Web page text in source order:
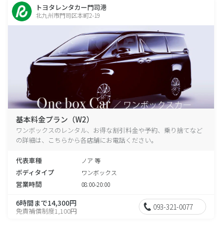
トヨタレンタカー門司港
北九州市門司区本町2-19
基本料金プラン（W2）
ワンボックスのレンタル、お得な割引料金や予約、乗り捨てなど
の詳細は、こちらから各店舗にお電話ください。
代表車種 ノア 等
ボディタイプ ワンボックス
営業時間 08:00-20:00
6時間まで14,300円
免責補償制度1,100円 093-321-0077